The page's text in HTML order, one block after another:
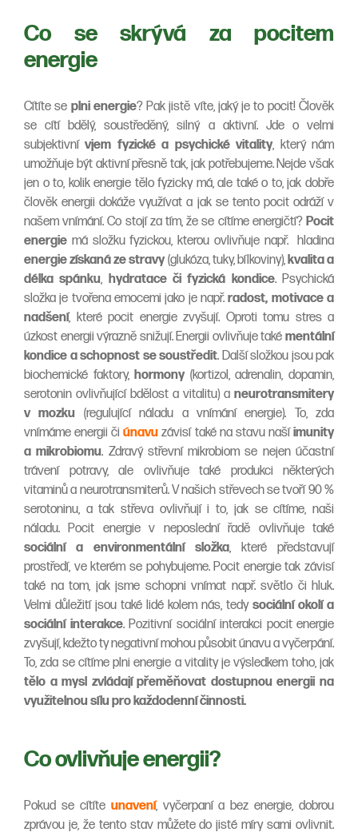
Co se skrývá za pocitem
energie
Cítíte se plni energie? Pak jistě víte, jaký je to pocit! Člověk
se cítí bdělý, soustředěný, silný a aktivní. Jde o velmi
subjektivnívjem fyzické a psychické vitality, který nám
umožňuje být aktivní přesně tak, jak potřebujeme. Nejde však
jen o to, kolik energie tělo fyzicky má, ale také o to, jak dobře
člověk energii dokáže využívat a jak se tento pocit odráží v
našem vnímání. Co stojí za tím, že se cítíme energičtí? Pocit
energie má složku fyzickou, kterou ovlivňuje např. hladina
energie získaná ze stravy (glukóza, tuky, bílkoviny),kvalita a
délka spánku, hydratace či fyzická kondice. Psychická
složka je tvořena emocemi jako je např.radost, motivace a
nadšení, které pocit energie zvyšují. Oproti tomu stres a
úzkost energii výrazně snižují. Energii ovlivňuje také mentální
kondice a schopnost se soustředit. Další složkou jsou pak
biochemické faktory,hormony (kortizol, adrenalin, dopamin,
serotonin ovlivňující bdělost a vitalitu) a neurotransmitery
v mozku (regulující náladu a vnímání energie). To, zda
vnímáme energii čiúnavu závisí také na stavu našíimunity
a mikrobiomu. Zdravý střevní mikrobiom se nejen účastní
trávení potravy, ale ovlivňuje také produkci některých
vitaminů a neurotransmiterů. V našich střevech se tvoří 90 %
serotoninu, a tak střeva ovlivňují i to, jak se cítíme, naši
náladu. Pocit energie v neposlední řadě ovlivňuje také
sociální a environmentální složka, které představují
prostředí, ve kterém se pohybujeme. Pocit energie tak závisí
také na tom, jak jsme schopni vnímat např. světlo či hluk.
Velmi důležití jsou také lidé kolem nás, tedy sociální okolí a
sociální interakce. Pozitivní sociální interakci pocit energie
zvyšují, kdežto ty negativní mohou působit únavu a vyčerpání.
To, zda se cítíme plni energie a vitality je výsledkem toho, jak
tělo a mysl zvládají přeměňovat dostupnou energii na
využitelnou sílu pro každodenní činnosti.
Co ovlivňuje energii?
Pokud se cítíte unavení, vyčerpaní a bez energie, dobrou
zprávou je, že tento stav můžete do jisté míry sami ovlivnit.